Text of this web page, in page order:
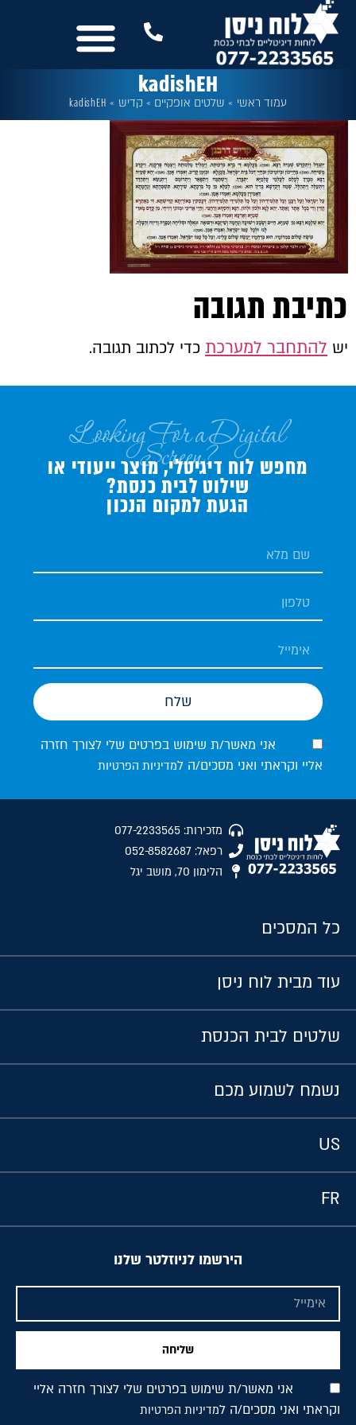
לתוכן
kadishEH
עמוד ראשי » שלטים אופקיים » קדיש »
kadishEH
כתיבת תגובה
יש להתחבר למערכת כדי לכתוב תגובה.
Looking For a Digital
Screen?
מחפש לוח דיגיטלי, מוצר ייעודי או
שילוט לבית כנסת?
הגעת למקום הנכון
אני מאשר/ת שימוש בפרטים שלי לצורך חזרה
אליי וקראתי ואני מסכים/ה למדיניות הפרטיות
שלח
מזכירות: 077-2233565
רפאל: 052-8582687
הלימון 70, מושב יגל
כל המסכים
עוד מבית לוח ניסן
שלטים לבית הכנסת
נשמח לשמוע מכם
US
FR
הירשמו לניוזלטר שלנו
אני מאשר/ת שימוש בפרטים שלי לצורך חזרה אליי
וקראתי ואני מסכים/ה למדיניות הפרטיות
שליחה